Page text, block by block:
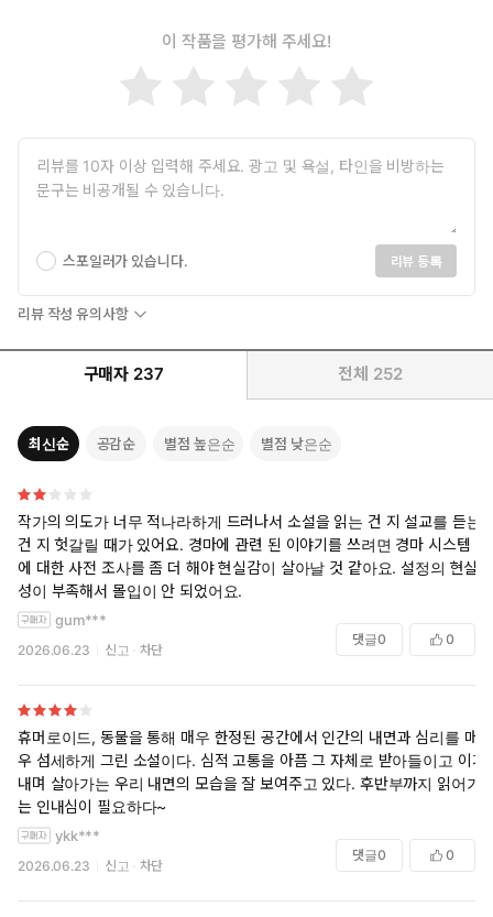
있는 작가. 이 성실함만으로도 천선란의 행보는 더할 나위 없이 미
더운데, 그는 언제나 여기보다 더 먼 곳을, 더 넓은 곳을 응시하는 곧
고 너른 시선까지 가지고 있다. 10년 동안 모인 작은 물방울들이 만
이 작품을 평가해 주세요!
스포일러가 있습니다. 리뷰 등록
리뷰 작성 유의사항
구매자 237 전체 252
최신순 공감순 별점 높은순 별점 낮은순
작가의 의도가 너무 적나라하게 드러나서 소설을 읽는 건 지 설교를 듣는
건 지 헛갈릴 때가 있어요. 경마에 관련 된 이야기를 쓰려면 경마 시스템
에 대한 사전 조사를 좀 더 해야 현실감이 살아날 것 같아요. 설정의 현실
성이 부족해서 몰입이 안 되었어요.
gum***
2026.06.23 신고 차단
댓글0 0
휴머로이드, 동물을 통해 매우 한정된 공간에서 인간의 내면과 심리를 매
우 섬세하게 그린 소설이다. 심적 고통을 아픔 그 자체로 받아들이고 이겨
내며 살아가는 우리 내면의 모습을 잘 보여주고 있다. 후반부까지 읽어가
는 인내심이 필요하다~
ykk***
2026.06.23 신고 차단
댓글0 0